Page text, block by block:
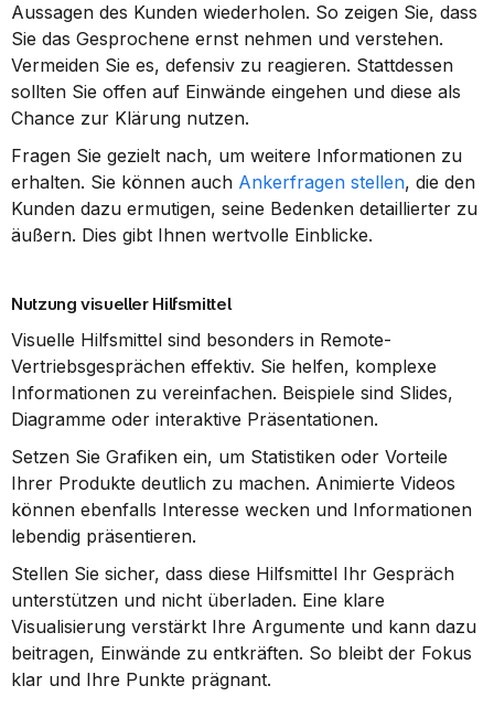
Aussagen des Kunden wiederholen. So zeigen Sie, dass
Sie das Gesprochene ernst nehmen und verstehen.
Vermeiden Sie es, defensiv zu reagieren. Stattdessen
sollten Sie offen auf Einwände eingehen und diese als
Chance zur Klärung nutzen.
Fragen Sie gezielt nach, um weitere Informationen zu
erhalten. Sie können auch Ankerfragen stellen, die den
Kunden dazu ermutigen, seine Bedenken detaillierter zu
äußern. Dies gibt Ihnen wertvolle Einblicke.
Nutzung visueller Hilfsmittel
Visuelle Hilfsmittel sind besonders in Remote-
Vertriebsgesprächen effektiv. Sie helfen, komplexe
Informationen zu vereinfachen. Beispiele sind Slides,
Diagramme oder interaktive Präsentationen.
Setzen Sie Grafiken ein, um Statistiken oder Vorteile
Ihrer Produkte deutlich zu machen. Animierte Videos
können ebenfalls Interesse wecken und Informationen
lebendig präsentieren.
Stellen Sie sicher, dass diese Hilfsmittel Ihr Gespräch
unterstützen und nicht überladen. Eine klare
Visualisierung verstärkt Ihre Argumente und kann dazu
beitragen, Einwände zu entkräften. So bleibt der Fokus
klar und Ihre Punkte prägnant.